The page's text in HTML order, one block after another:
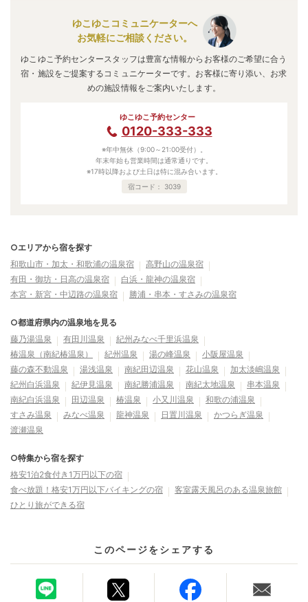
ゆこゆこコミュニケーターへ
お気軽にご相談ください。
ゆこゆこ予約センタースタッフは豊富な情報からお客様のご希望に合う
宿・施設をご提案するコミュニケーターです。お客様に寄り添い、お求
めの施設情報をご案内いたします。
ゆこゆこ予約センター
0120-333-333
※年中無休（9:00～21:00受付）。
年末年始も営業時間は通常通りです。
※17時以降および土日は特に混み合います。
宿コード：
3039
○エリアから宿を探す
和歌山市・加太・和歌浦の温泉宿
高野山の温泉宿
有田・御坊・日高の温泉宿
白浜・龍神の温泉宿
本宮・新宮・中辺路の温泉宿
勝浦・串本・すさみの温泉宿
○都道府県内の温泉地を見る
藤乃湯温泉
有田川温泉
紀州みなべ千里浜温泉
椿温泉（南紀椿温泉）
紀州温泉 湯の峰温泉
小阪屋温泉
藤の森不動温泉
湯浅温泉 南紀田辺温泉 花山温泉
加太淡嶋温泉
紀州白浜温泉
紀伊見温泉 南紀勝浦温泉 南紀太地温泉
串本温泉
南紀白浜温泉
田辺温泉 椿温泉 小又川温泉
和歌の浦温泉
すさみ温泉
みなべ温泉 龍神温泉 日置川温泉
かつらぎ温泉
渡瀬温泉
○特集から宿を探す
格安1泊2食付き1万円以下の宿
食べ放題！格安1万円以下バイキングの宿
客室露天風呂のある温泉旅館
ひとり旅ができる宿
このページをシェアする